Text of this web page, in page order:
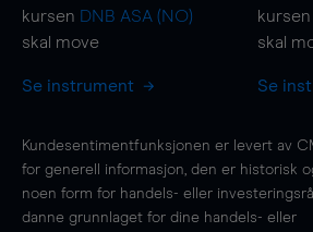
kursen DNB ASA (NO)
skal move
Se instrument
kursen
skal
Se
Kundesentimentfunksjonen er levert av
for generell informasjon, den er historisk
noen form for handels- eller
danne grunnlaget for dine handels- eller